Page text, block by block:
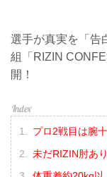
選手が真実を「告
組「RIZIN
開！
プロ2戦目は腕
未だRIZIN肘あ